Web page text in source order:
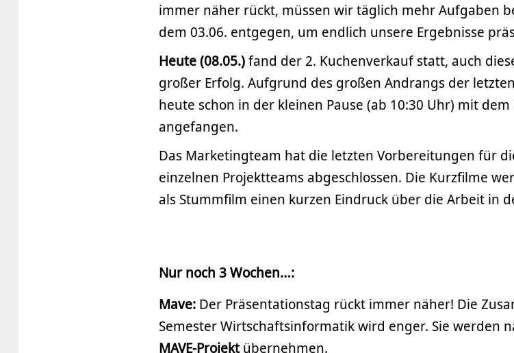
immer näher rückt, müssen wir täglich mehr Aufgaben
dem 03.06. entgegen, um endlich unsere Ergebnisse
Heute (08.05.)fand der 2. Kuchenverkauf statt, auch
großer Erfolg. Aufgrund des großen Andrangs der
heute schon in der kleinen Pause (ab 10:30 Uhr) mit
angefangen.
Das Marketingteam hat die letzten Vorbereitungen für
einzelnen Projektteams abgeschlossen. Die Kurzfilme
als Stummfilm einen kurzen Eindruck über die Arbeit in
Nur noch 3 Wochen…:
Mave: Der Präsentationstag rückt immer näher! Die
Semester Wirtschaftsinformatik wird enger. Sie werden
MAVE-Projektübernehmen.